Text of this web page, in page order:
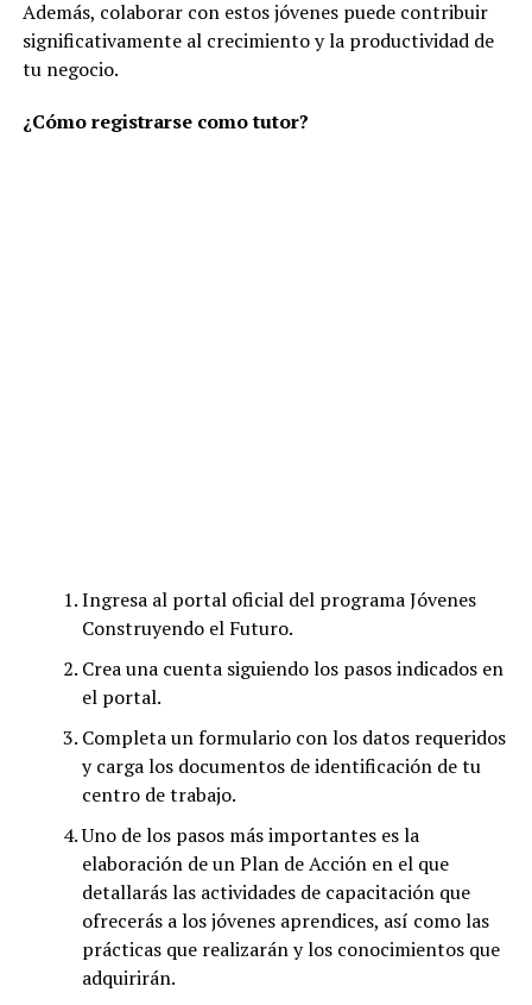
Además, colaborar con estos jóvenes puede contribuir
significativamente al crecimiento y la productividad de
tu negocio.
¿Cómo registrarse como tutor?
Ingresa al portal oficial del programa Jóvenes
Construyendo el Futuro.
Crea una cuenta siguiendo los pasos indicados en
el portal.
Completa un formulario con los datos requeridos
y carga los documentos de identificación de tu
centro de trabajo.
Uno de los pasos más importantes es la
elaboración de un Plan de Acción en el que
detallarás las actividades de capacitación que
ofrecerás a los jóvenes aprendices, así como las
prácticas que realizarán y los conocimientos que
adquirirán.